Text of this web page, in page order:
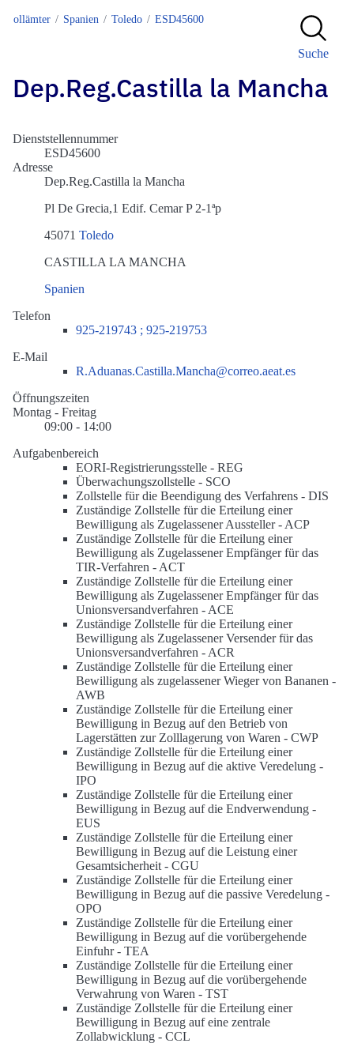
Zollämter Spanien Toledo ESD45600
Suche
Dep.Reg.Castilla la Mancha
Dienststellennummer
ESD45600
Adresse
Dep.Reg.Castilla la Mancha
Pl De Grecia,1 Edif. Cemar P 2-1ªp
45071 Toledo
CASTILLA LA MANCHA
Spanien
Telefon
925-219743 ; 925-219753
E-Mail
R.Aduanas.Castilla.Mancha@correo.aeat.es
Öffnungszeiten
Montag - Freitag
09:00 - 14:00
Aufgabenbereich
EORI-Registrierungsstelle - REG
Überwachungszollstelle - SCO
Zollstelle für die Beendigung des Verfahrens - DIS
Zuständige Zollstelle für die Erteilung einer
Bewilligung als Zugelassener Aussteller - ACP
Zuständige Zollstelle für die Erteilung einer
Bewilligung als Zugelassener Empfänger für das
TIR-Verfahren - ACT
Zuständige Zollstelle für die Erteilung einer
Bewilligung als Zugelassener Empfänger für das
Unionsversandverfahren - ACE
Zuständige Zollstelle für die Erteilung einer
Bewilligung als Zugelassener Versender für das
Unionsversandverfahren - ACR
Zuständige Zollstelle für die Erteilung einer
Bewilligung als zugelassener Wieger von Bananen -
AWB
Zuständige Zollstelle für die Erteilung einer
Bewilligung in Bezug auf den Betrieb von
Lagerstätten zur Zolllagerung von Waren - CWP
Zuständige Zollstelle für die Erteilung einer
Bewilligung in Bezug auf die aktive Veredelung -
IPO
Zuständige Zollstelle für die Erteilung einer
Bewilligung in Bezug auf die Endverwendung -
EUS
Zuständige Zollstelle für die Erteilung einer
Bewilligung in Bezug auf die Leistung einer
Gesamtsicherheit - CGU
Zuständige Zollstelle für die Erteilung einer
Bewilligung in Bezug auf die passive Veredelung -
OPO
Zuständige Zollstelle für die Erteilung einer
Bewilligung in Bezug auf die vorübergehende
Einfuhr - TEA
Zuständige Zollstelle für die Erteilung einer
Bewilligung in Bezug auf die vorübergehende
Verwahrung von Waren - TST
Zuständige Zollstelle für die Erteilung einer
Bewilligung in Bezug auf eine zentrale
Zollabwicklung - CCL